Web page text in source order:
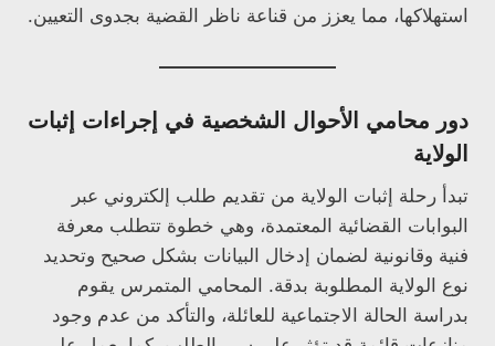
استهلاكها، مما يعزز من قناعة ناظر القضية بجدوى التعيين.
دور محامي الأحوال الشخصية في إجراءات إثبات
الولاية
تبدأ رحلة إثبات الولاية من تقديم طلب إلكتروني عبر
البوابات القضائية المعتمدة، وهي خطوة تتطلب معرفة
فنية وقانونية لضمان إدخال البيانات بشكل صحيح وتحديد
نوع الولاية المطلوبة بدقة. المحامي المتمرس يقوم
بدراسة الحالة الاجتماعية للعائلة، والتأكد من عدم وجود